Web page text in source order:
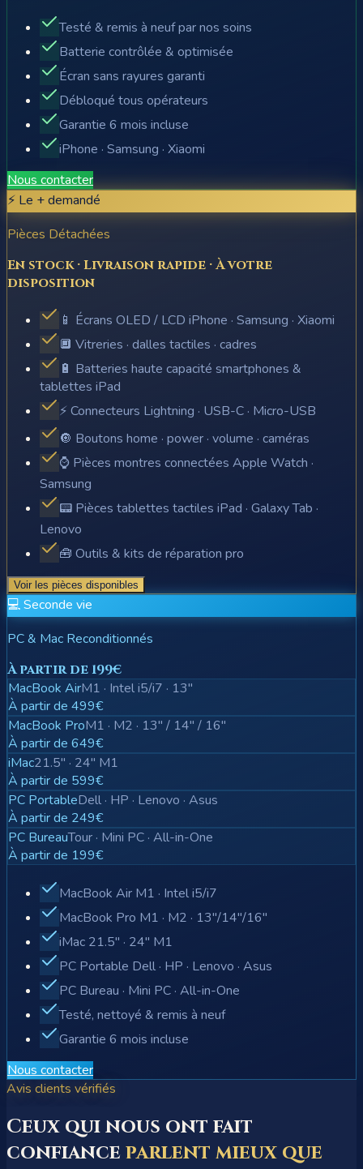
Testé & remis à neuf par nos soins
Batterie contrôlée & optimisée
Écran sans rayures garanti
Débloqué tous opérateurs
Garantie 6 mois incluse
iPhone · Samsung · Xiaomi
Nous contacter
⚡ Le + demandé
Pièces Détachées
En stock · Livraison rapide · À votre
disposition
📱 Écrans OLED / LCD iPhone · Samsung · Xiaomi
🔲 Vitreries · dalles tactiles · cadres
🔋 Batteries haute capacité smartphones &
tablettes iPad
⚡ Connecteurs Lightning · USB-C · Micro-USB
🔘 Boutons home · power · volume · caméras
⌚ Pièces montres connectées Apple Watch ·
Samsung
📟 Pièces tablettes tactiles iPad · Galaxy Tab ·
Lenovo
🧰 Outils & kits de réparation pro
Voir les pièces disponibles
💻 Seconde vie
PC & Mac Reconditionnés
À partir de 199€
MacBook AirM1 · Intel i5/i7 · 13"
À partir de 499€
MacBook ProM1 · M2 · 13" / 14" / 16"
À partir de 649€
iMac21.5" · 24" M1
À partir de 599€
PC PortableDell · HP · Lenovo · Asus
À partir de 249€
PC BureauTour · Mini PC · All-in-One
À partir de 199€
MacBook Air M1 · Intel i5/i7
MacBook Pro M1 · M2 · 13"/14"/16"
iMac 21.5" · 24" M1
PC Portable Dell · HP · Lenovo · Asus
PC Bureau · Mini PC · All-in-One
Testé, nettoyé & remis à neuf
Garantie 6 mois incluse
Nous contacter
Avis clients vérifiés
Ceux qui nous ont fait
confianceparlent mieux que